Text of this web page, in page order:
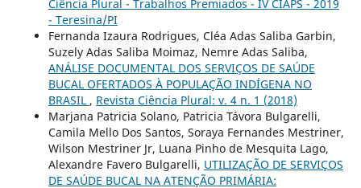
Ciência Plural - Trabalhos Premiados - IV CIAPS - 2019
- Teresina/PI
Fernanda Izaura Rodrigues, Cléa Adas Saliba Garbin,
Suzely Adas Saliba Moimaz, Nemre Adas Saliba,
ANÁLISE DOCUMENTAL DOS SERVIÇOS DE SAÚDE
BUCAL OFERTADOS À POPULAÇÃO INDÍGENA NO
BRASIL , Revista Ciência Plural: v. 4 n. 1 (2018)
Marjana Patricia Solano, Patricia Távora Bulgarelli,
Camila Mello Dos Santos, Soraya Fernandes Mestriner,
Wilson Mestriner Jr, Luana Pinho de Mesquita Lago,
Alexandre Favero Bulgarelli, UTILIZAÇÃO DE SERVIÇOS
DE SAÚDE BUCAL NA ATENÇÃO PRIMÁRIA: